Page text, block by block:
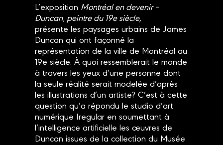
L’exposition Montréal en devenir –
Duncan, peintre du 19e siècle,
présente les paysages urbains de James
Duncan qui ont façonné la
représentation de la ville de Montréal au
19e siècle. À quoi ressemblerait le monde
à travers les yeux d’une personne dont
la seule réalité serait modelée d’après
les illustrations d’un artiste? C’est à cette
question qu’a répondu le studio d’art
numérique Iregular en soumettant à
l’intelligence artificielle les œuvres de
Duncan issues de la collection du Musée